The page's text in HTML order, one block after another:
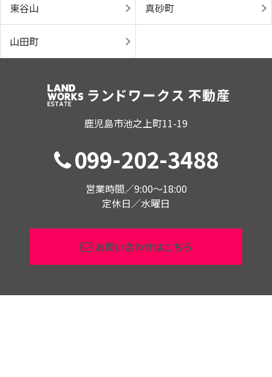
東谷山 真砂町
山田町
鹿児島市池之上町11-19
099-202-3488
営業時間／9:00〜18:00
定休日／水曜日
お問い合わせはこちら